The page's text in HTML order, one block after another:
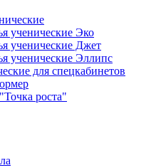
ученические Эко
ученические Джет
ученические Эллипс
для спецкабинетов
роста"